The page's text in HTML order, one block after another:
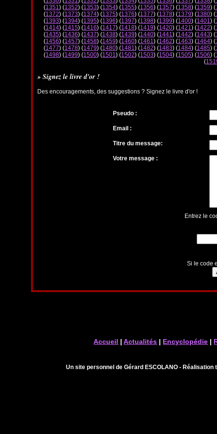
(1351) (1352) (1353) (1354) (1355) (1356) (1357) (1358) (1359) (
(1372) (1373) (1374) (1375) (1376) (1377) (1378) (1379) (1380) (
(1393) (1394) (1395) (1396) (1397) (1398) (1399) (1400) (1401) (
(1414) (1415) (1416) (1417) (1418) (1419) (1420) (1421) (1422) (
(1435) (1436) (1437) (1438) (1439) (1440) (1441) (1442) (1443) (
(1456) (1457) (1458) (1459) (1460) (1461) (1462) (1463) (1464) (
(1477) (1478) (1479) (1480) (1481) (1482) (1483) (1484) (1485) (
(1498) (1499) (1500) (1501) (1502) (1503) (1504) (1505) (1506) (
(
» Signez le livre d'or !
Des encouragements, des suggestions ? Signez le livre d'or !
Pseudo :
Email :
Titre du message:
Votre message :
Entrez le
Si le code
Accueil |Actualités | Encyclopédie |
Un site personnel de Gérard ESCOLANO -